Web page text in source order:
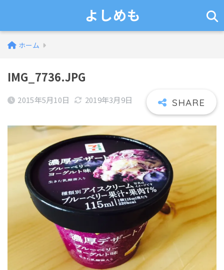
よしめも
ホーム
IMG_7736.JPG
2015年5月10日 2019年3月9日